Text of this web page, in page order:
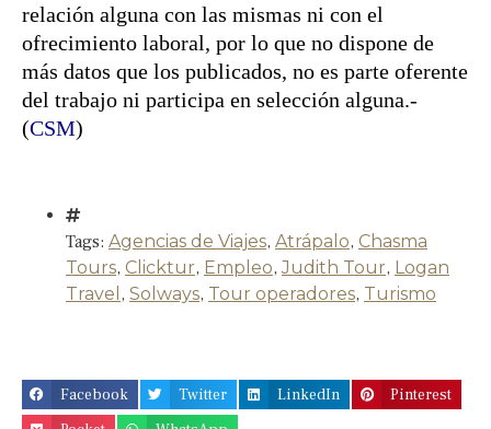
relación alguna con las mismas ni con el
ofrecimiento laboral, por lo que no dispone de
más datos que los publicados, no es parte oferente
del trabajo ni participa en selección alguna.-
(CSM)
Tags: Agencias de Viajes, Atrápalo, Chasma
Tours, Clicktur, Empleo,Judith Tour, Logan
Travel , Solways, Tour operadores, Turismo
Facebook Twitter LinkedIn
Pinterest